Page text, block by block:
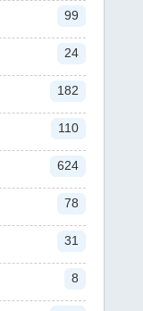
99
24
182
110
624
78
31
8